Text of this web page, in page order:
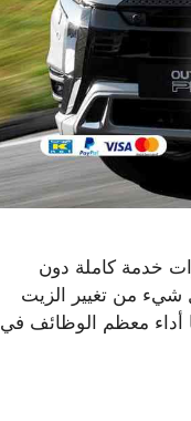
خدمة كاملة دون
شيء من تغيير الزيت
أداء معظم الوظائف في